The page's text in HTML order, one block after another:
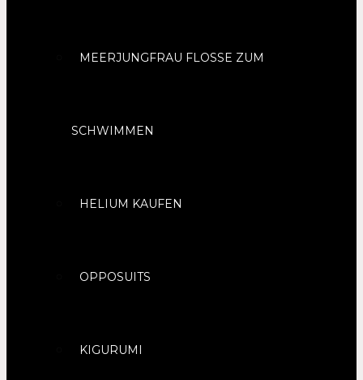
MEERJUNGFRAU FLOSSE ZUM
SCHWIMMEN
HELIUM KAUFEN
OPPOSUITS
KIGURUMI